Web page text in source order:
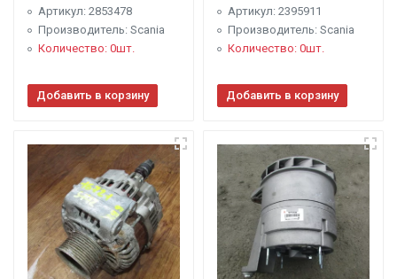
Артикул: 2853478
Производитель: Scania
Количество: 0шт.
Добавить в корзину
Артикул: 2395911
Производитель: Scania
Количество: 0шт.
Добавить в корзину